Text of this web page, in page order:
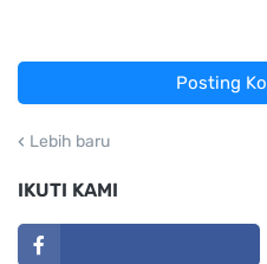
Posting
Lebih baru
IKUTI KAMI